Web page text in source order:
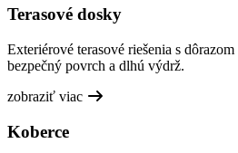
Terasové dosky
Exteriérové terasové riešenia s
bezpečný povrch a dlhú výdrž.
zobraziť viac
Koberce